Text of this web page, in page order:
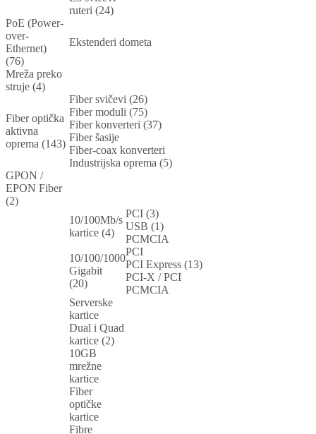
ruteri (24)
PoE (Power-
over-
Ethernet)
(76)
Ekstenderi dometa
Mreža preko
struje (4)
Fiber optička
aktivna
oprema (143)
Fiber svičevi (26)
Fiber moduli (75)
Fiber konverteri (37)
Fiber šasije
Fiber-coax konverteri
Industrijska oprema (5)
GPON /
EPON Fiber
(2)
10/100Mb/s
kartice (4)
PCI (3)
USB (1)
PCMCIA
10/100/1000
Gigabit
(20)
PCI
PCI Express (13)
PCI-X / PCI
PCMCIA
Serverske
kartice
Dual i Quad
kartice (2)
10GB
mrežne
kartice
Fiber
optičke
kartice
Fibre